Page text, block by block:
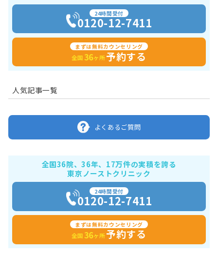
24時間受付
0120-12-7411
まずは無料カウンセリング
全国 36ヶ所 予約する
人気記事一覧
よくあるご質問
全国36院、36年、17万件の実積を誇る
東京ノーストクリニック
24時間受付
0120-12-7411
まずは無料カウンセリング
全国 36ヶ所 予約する